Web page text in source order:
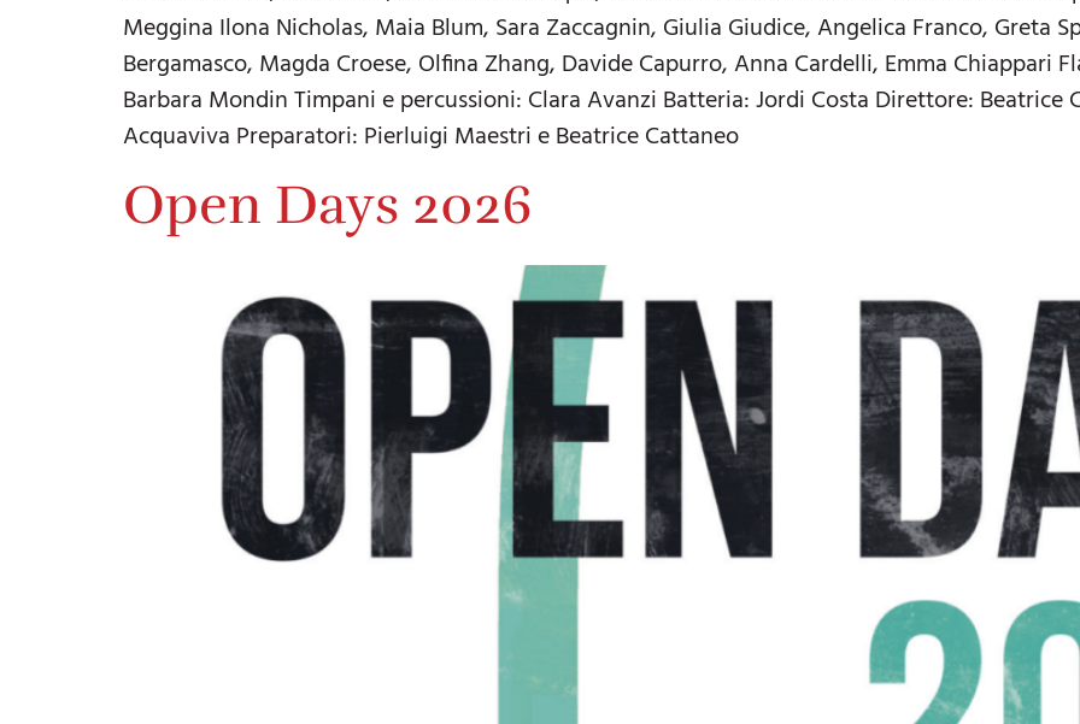
Meggina Ilona Nicholas, Maia Blum, Sara Zaccagnin, Giulia Giudice, Angelica Franco, Greta
Bergamasco, Magda Croese, Olfina Zhang, Davide Capurro, Anna Cardelli, Emma Chiappari
Barbara Mondin Timpani e percussioni: Clara Avanzi Batteria: Jordi Costa Direttore:
Acquaviva Preparatori: Pierluigi Maestri e Beatrice Cattaneo
Open Days 2026